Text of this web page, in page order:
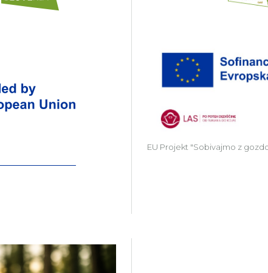
Zavod Kočevsko partner v projektu
EU Projekt "Sobivajmo z